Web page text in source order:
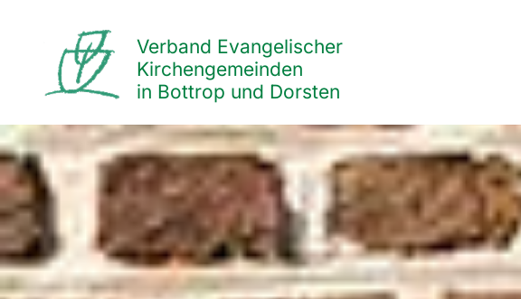
Verband Evangelischer
Kirchengemeinden
in Bottrop und Dorsten